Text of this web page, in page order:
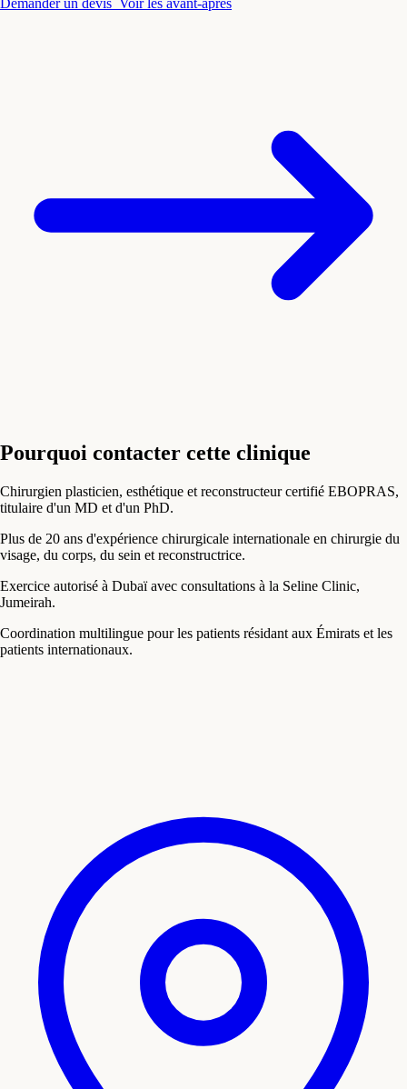
Demander un devis Voir les avant-après
Pourquoi contacter cette clinique
Chirurgien plasticien, esthétique et reconstructeur certifié EBOPRAS,
titulaire d'un MD et d'un PhD.
Plus de 20 ans d'expérience chirurgicale internationale en chirurgie du
visage, du corps, du sein et reconstructrice.
Exercice autorisé à Dubaï avec consultations à la Seline Clinic,
Jumeirah.
Coordination multilingue pour les patients résidant aux Émirats et les
patients internationaux.